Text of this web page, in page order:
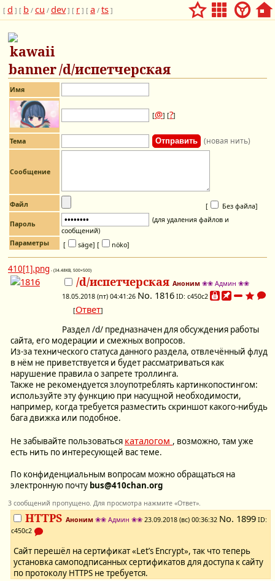
[ d ] [ b / cu / dev] [ r ] [ a / ts ]
/d/испетчерская
Имя
[@] [?]
Тема (новая нить)
Сообщение
Файл [ Без файла]
Пароль
(для удаления файлов и
сообщений)
Параметры
[ säge] [ nöko]
410[1].png - (34.48KB, 500×500)
/d/испетчерская Аноним ❀❀ Админ ❀❀
18.05.2018 (пт) 04:41:26 No. 1816 ID: c450c2
[Ответ]
Раздел /d/ предназначен для обсуждения работы
сайта, его модерации и смежных вопросов.
Из-за технического статуса данного раздела, отвлечённый флуд
в нём не приветствуется и будет рассматриваться как
нарушение правила о запрете троллинга.
Также не рекомендуется злоупотреблять картинкопостингом:
используйте эту функцию при насущной необходимости,
например, когда требуется разместить скриншот какого-нибудь
бага движка или подобное.
Не забывайте пользоваться каталогом , возможно, там уже
есть нить по интересующей вас теме.
По конфиденциальным вопросам можно обращаться на
электронную почту bus@410chan.org
3 сообщений пропущено. Для просмотра нажмите «Ответ».
HTTPS Аноним ❀❀ Админ ❀❀ 23.09.2018 (вс) 00:36:32 No. 1899 ID:
c450c2
Сайт перешёл на сертификат «Let’s Encrypt», так что теперь
установка самоподписанных сертификатов для доступа к сайту
по протоколу HTTPS не требуется.